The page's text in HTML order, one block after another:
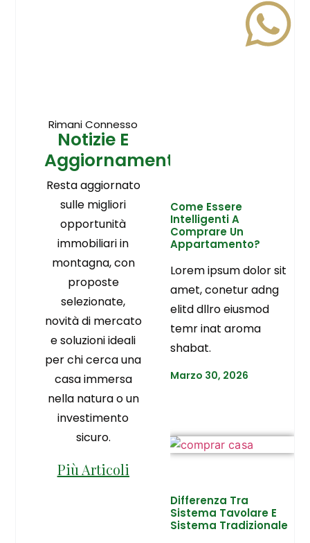
Rimani Connesso
Notizie E
Aggiornamenti
Resta aggiornato
sulle migliori
opportunità
immobiliari in
montagna, con
proposte
selezionate,
novità di mercato
e soluzioni ideali
per chi cerca una
casa immersa
nella natura o un
investimento
sicuro.
Più Articoli
Come Essere
Intelligenti A
Comprare Un
Appartamento?
Lorem ipsum dolor sit
amet, conetur adng
elitd dllro eiusmod
temr inat aroma
shabat.
Marzo 30, 2026
Differenza Tra
Sistema Tavolare E
Sistema Tradizionale